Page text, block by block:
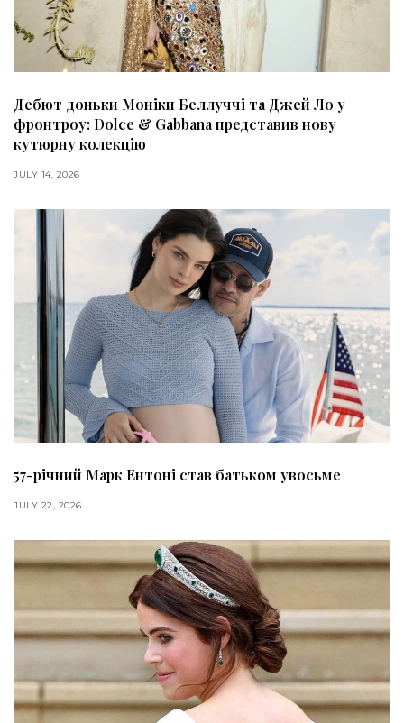
Дебют доньки Моніки Беллуччі та Джей Ло у
фронтроу: Dolce & Gabbana представив нову
кутюрну колекцію
JULY 14, 2026
57-річний Марк Ентоні став батьком увосьме
JULY 22, 2026